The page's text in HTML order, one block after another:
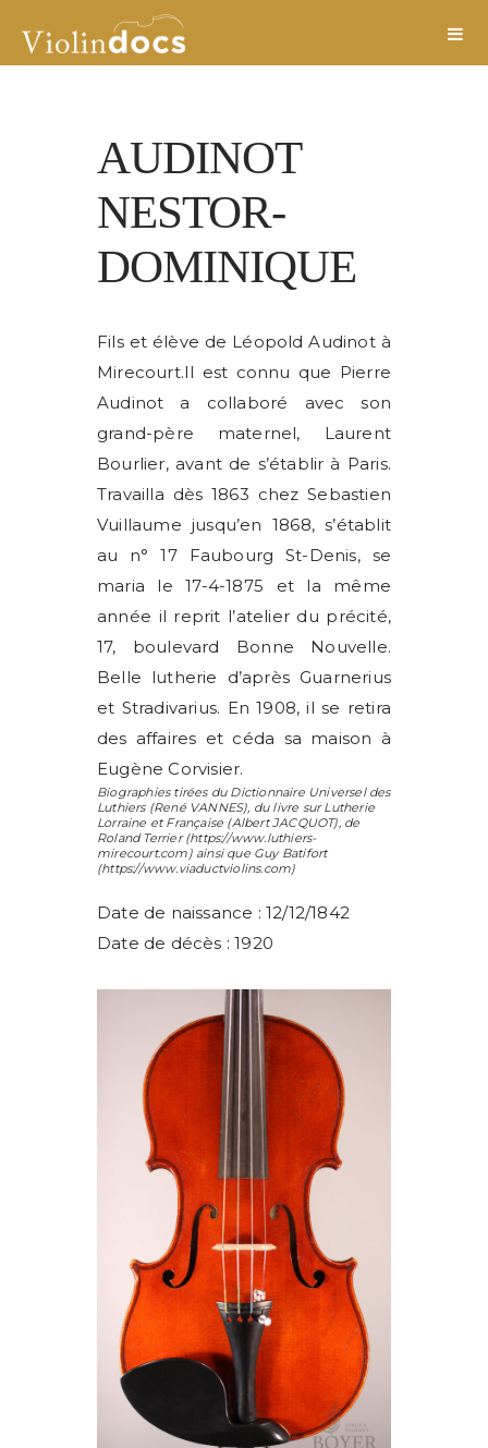
AUDINOT
NESTOR-
DOMINIQUE
Fils et élève de Léopold Audinot à
Mirecourt.Il est connu que Pierre
Audinot a collaboré avec son
grand-père maternel, Laurent
Bourlier, avant de s’établir à Paris.
Travailla dès 1863 chez Sebastien
Vuillaume jusqu’en 1868, s’établit
au n° 17 Faubourg St-Denis, se
maria le 17-4-1875 et la même
année il reprit l’atelier du précité,
17, boulevard Bonne Nouvelle.
Belle lutherie d’après Guarnerius
et Stradivarius. En 1908, il se retira
des affaires et céda sa maison à
Eugène Corvisier.
Biographies tirées du Dictionnaire Universel des
Luthiers (René VANNES), du livre sur Lutherie
Lorraine et Française (Albert JACQUOT), de
Roland Terrier(https://www.luthiers-
mirecourt.com) ainsi que Guy Batifort
(https://www.viaductviolins.com)
Date de naissance : 12/12/1842
Date de décès : 1920